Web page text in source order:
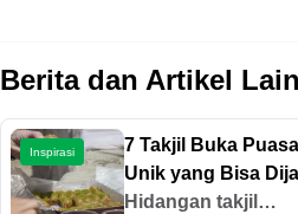
Berita dan Artikel
Inspirasi
7 Takjil Buka
Unik yang Bisa
Inspirasi
Hidangan takjil